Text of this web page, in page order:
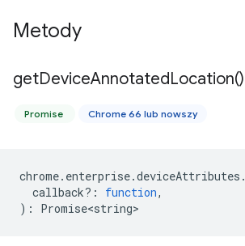
Metody
getDeviceAnnotatedLocation()
Promise Chrome 66 lub nowszy
chrome. enterprise.deviceAttributes .
callback? : function,
) : Promise<string>